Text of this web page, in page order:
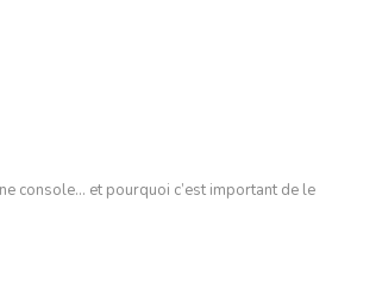
console… et pourquoi c’est important de le